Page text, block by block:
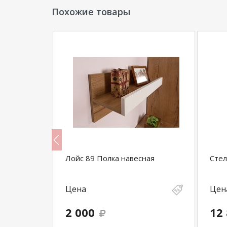
Похожие товары
Лойс 89 Полка навесная
Цена
2 000 12